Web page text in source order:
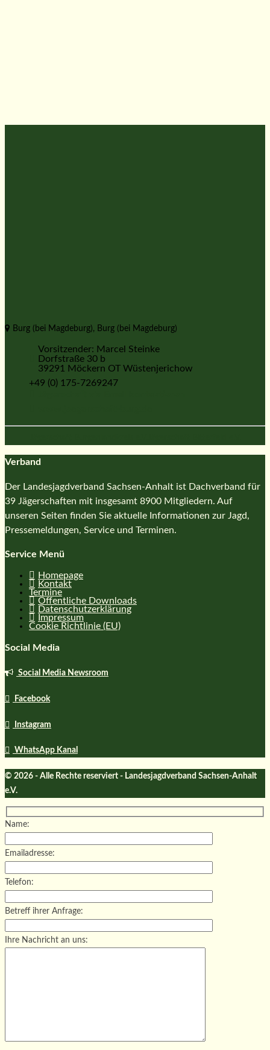
Burg (bei Magdeburg), Burg (bei Magdeburg)
Vorsitzender: Marcel Steinke
Dorfstraße 30 b
39291 Möckern OT Wüstenjerichow
+49 (0) 175-7269247
Verband
Der Landesjagdverband Sachsen-Anhalt ist Dachverband für
39 Jägerschaften mit insgesamt 8900 Mitgliedern. Auf
unseren Seiten finden Sie aktuelle Informationen zur Jagd,
Pressemeldungen, Service und Terminen.
Service Menü
Homepage
Kontakt
Termine
Öffentliche Downloads
Datenschutzerklärung
Impressum
Cookie Richtlinie (EU)
Social Media
Social Media Newsroom
Facebook
Instagram
WhatsApp Kanal
© 2026 - Alle Rechte reserviert - Landesjagdverband Sachsen-Anhalt
e.V.
Name:
Emailadresse:
Telefon:
Betreff ihrer Anfrage:
Ihre Nachricht an uns: